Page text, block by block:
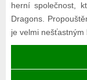
herní společnost,
Dragons.
je velmi nešťastným